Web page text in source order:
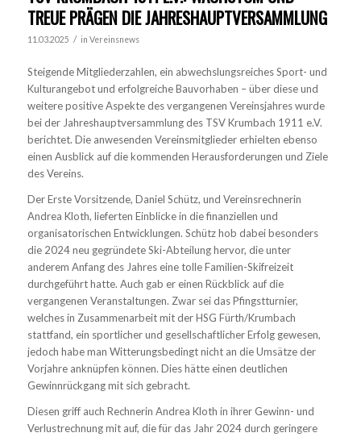
TREUE PRÄGEN DIE JAHRESHAUPTVERSAMMLUNG
11.03.2025 / in Vereinsnews
Steigende Mitgliederzahlen, ein abwechslungsreiches Sport- und
Kulturangebot und erfolgreiche Bauvorhaben – über diese und
weitere positive Aspekte des vergangenen Vereinsjahres wurde
bei der Jahreshauptversammlung des TSV Krumbach 1911 e.V.
berichtet. Die anwesenden Vereinsmitglieder erhielten ebenso
einen Ausblick auf die kommenden Herausforderungen und Ziele
des Vereins.
Der Erste Vorsitzende, Daniel Schütz, und Vereinsrechnerin
Andrea Kloth, lieferten Einblicke in die finanziellen und
organisatorischen Entwicklungen. Schütz hob dabei besonders
die 2024 neu gegründete Ski-Abteilung hervor, die unter
anderem Anfang des Jahres eine tolle Familien-Skifreizeit
durchgeführt hatte. Auch gab er einen Rückblick auf die
vergangenen Veranstaltungen. Zwar sei das Pfingstturnier,
welches in Zusammenarbeit mit der HSG Fürth/Krumbach
stattfand, ein sportlicher und gesellschaftlicher Erfolg gewesen,
jedoch habe man Witterungsbedingt nicht an die Umsätze der
Vorjahre anknüpfen können. Dies hätte einen deutlichen
Gewinnrückgang mit sich gebracht.
Diesen griff auch Rechnerin Andrea Kloth in ihrer Gewinn- und
Verlustrechnung mit auf, die für das Jahr 2024 durch geringere